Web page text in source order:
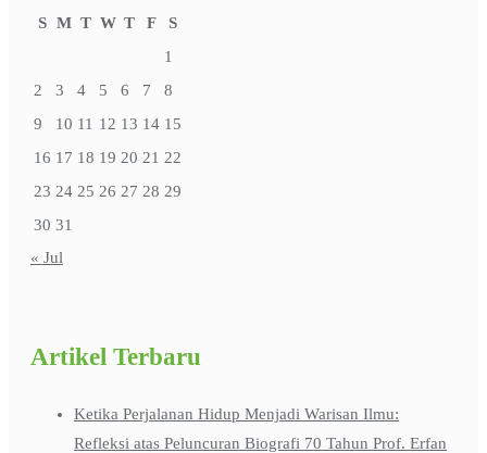
S M T W T F
S
1
2
3 4 5 6 7
8
9
10 11 12 13 14 15
16 17 18 19 20 21 22
23 24 25 26 27 28 29
30 31
« Jul
Artikel Terbaru
Ketika Perjalanan Hidup Menjadi Warisan Ilmu:
Refleksi atas Peluncuran Biografi 70 Tahun Prof. Erfan